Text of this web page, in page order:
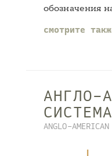
обозначения
смотрите
АНГЛО-
СИСТЕМА
ANGLO-